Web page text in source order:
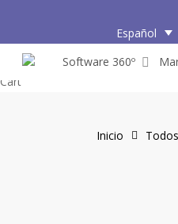
main
content
Español
Software 360º
Cart
Inicio Todos